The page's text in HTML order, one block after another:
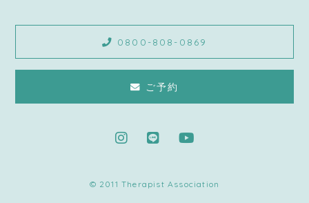
0800-808-0869
ご予約
© 2011 Therapist Association